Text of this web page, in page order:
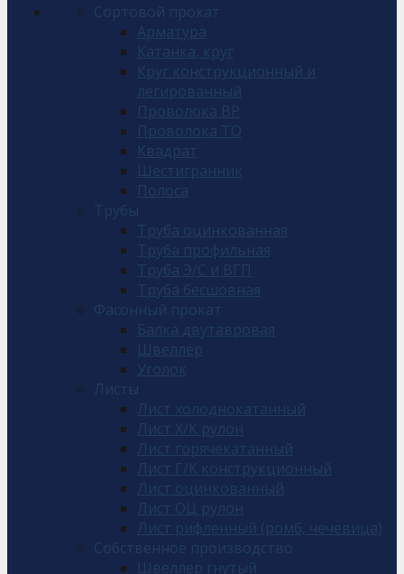
Сортовой прокат
Арматура
Катанка, круг
Круг конструкционный и
легированный
Проволока ВР
Проволока ТО
Квадрат
Шестигранник
Полоса
Трубы
Труба оцинкованная
Труба профильная
Труба Э/С и ВГП
Труба бесшовная
Фасонный прокат
Балка двутавровая
Швеллер
Уголок
Листы
Лист холоднокатанный
Лист Х/К рулон
Лист горячекатанный
Лист Г/К конструкционный
Лист оцинкованный
Лист ОЦ рулон
Лист рифленный (ромб, чечевица)
Собственное производство
Швеллер гнутый